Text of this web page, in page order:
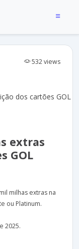
532 views
extras
GOL
milhas extras na
ou Platinum.
2025.